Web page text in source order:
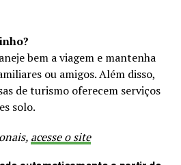
bem a viagem e mantenha
ou amigos. Além disso,
de turismo oferecem serviços
solo.
acesse o site